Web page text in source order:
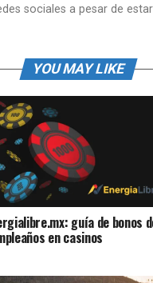
sociales a pesar de
YOU MAY LIKE
guía de bonos
en casinos